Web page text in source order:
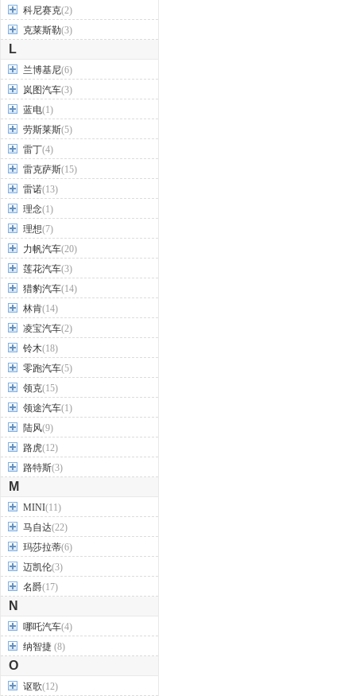
科尼赛克(2)
克莱斯勒(3)
L
兰博基尼(6)
岚图汽车(3)
蓝电(1)
劳斯莱斯(5)
雷丁(4)
雷克萨斯(15)
雷诺(13)
理念(1)
理想(7)
力帆汽车(20)
莲花汽车(3)
猎豹汽车(14)
林肯(14)
凌宝汽车(2)
铃木(18)
零跑汽车(5)
领克(15)
领途汽车(1)
陆风(9)
路虎(12)
路特斯(3)
M
MINI(11)
马自达(22)
玛莎拉蒂(6)
迈凯伦(3)
名爵(17)
N
哪吒汽车(4)
纳智捷 (8)
O
讴歌(12)